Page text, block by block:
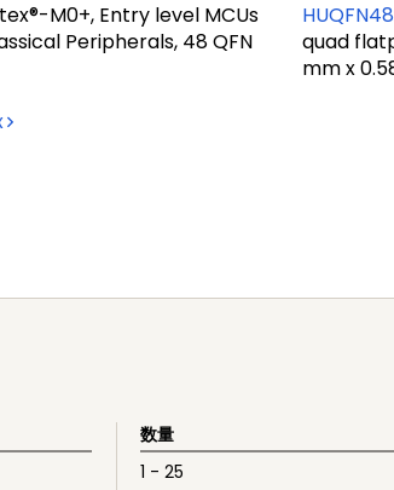
M0+, Entry level MCUs
Peripherals, 48 QFN
HUQFN48
quad
mm x
数量
1 - 25